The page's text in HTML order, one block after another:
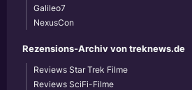
Galileo7
NexusCon
Rezensions-Archiv von treknews.de
Reviews Star Trek Filme
Reviews SciFi-Filme